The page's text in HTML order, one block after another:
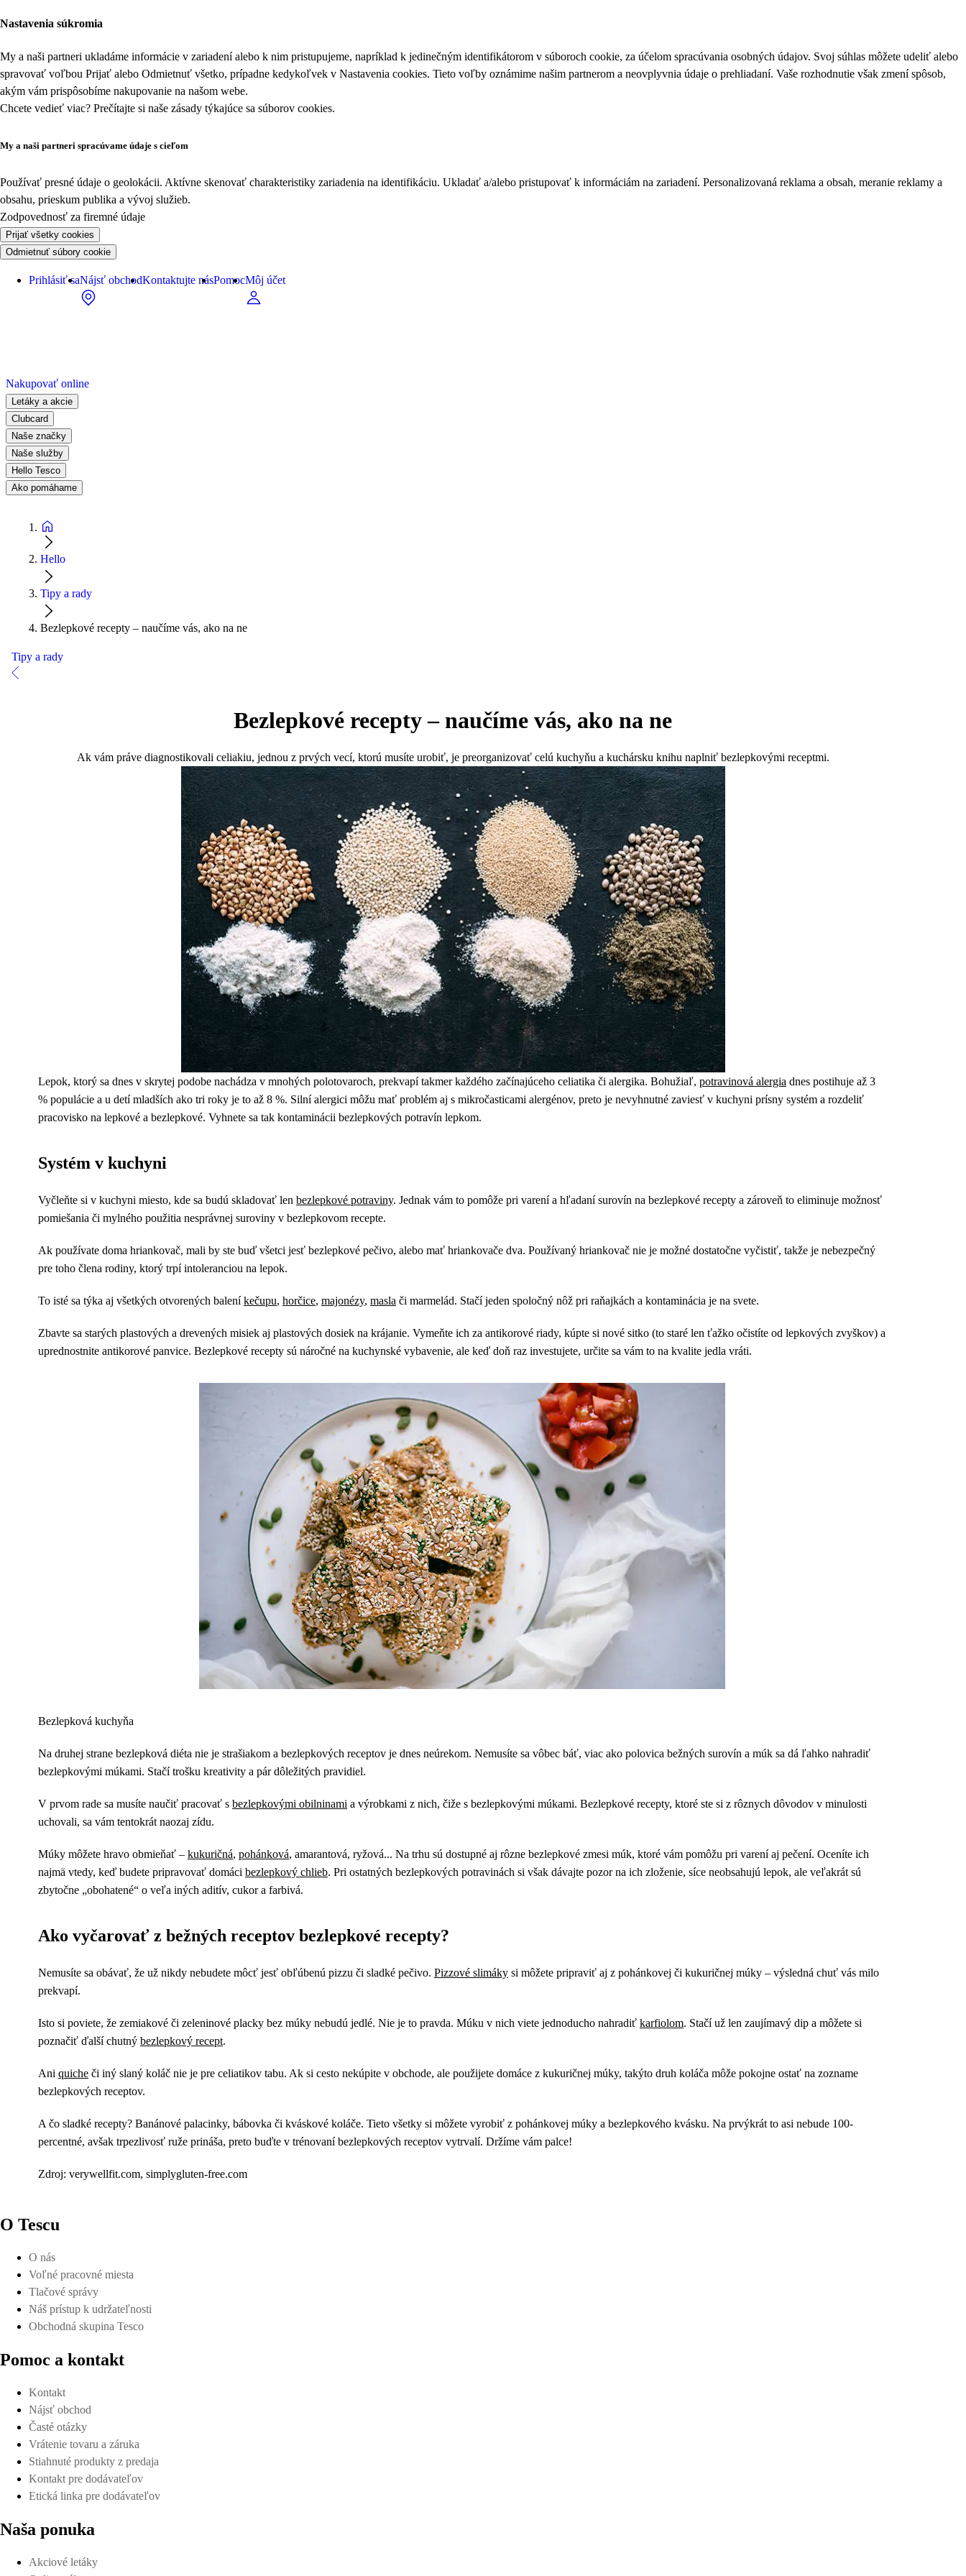
Nastavenia súkromia
My a naši partneri ukladáme informácie v zariadení alebo k nim pristupujeme, napríklad k jedinečným identifikátorom v súboroch cookie, za účelom spracúvania osobných údajov. Svoj súhlas môžete udeliť alebo
spravovať voľbou Prijať alebo Odmietnuť všetko, prípadne kedykoľvek v Nastavenia cookies. Tieto voľby oznámime našim partnerom a neovplyvnia údaje o prehliadaní. Vaše rozhodnutie však zmení spôsob,
akým vám prispôsobíme nakupovanie na našom webe.
Chcete vedieť viac? Prečítajte si naše zásady týkajúce sa súborov cookies.
My a naši partneri spracúvame údaje s cieľom
Používať presné údaje o geolokácii. Aktívne skenovať charakteristiky zariadenia na identifikáciu. Ukladať a/alebo pristupovať k informáciám na zariadení. Personalizovaná reklama a obsah, meranie reklamy a
obsahu, prieskum publika a vývoj služieb.
Zodpovednosť za firemné údaje
Prijať všetky cookies
Odmietnuť súbory cookie
Prihlásiť saNájsť obchodKontaktujte násPomocMôj účet
Nakupovať online
Letáky a akcie
Clubcard
Naše značky
Naše služby
Hello Tesco
Ako pomáhame
Hello
Tipy a rady
Bezlepkové recepty – naučíme vás, ako na ne
Tipy a rady
Bezlepkové recepty – naučíme vás, ako na ne
Ak vám práve diagnostikovali celiakiu, jednou z prvých vecí, ktorú musíte urobiť, je preorganizovať celú kuchyňu a kuchársku knihu naplniť bezlepkovými receptmi.
Lepok, ktorý sa dnes v skrytej podobe nachádza v mnohých polotovaroch, prekvapí takmer každého začínajúceho celiatika či alergika. Bohužiaľ, potravinová alergia dnes postihuje až 3
% populácie a u detí mladších ako tri roky je to až 8 %. Silní alergici môžu mať problém aj s mikročasticami alergénov, preto je nevyhnutné zaviesť v kuchyni prísny systém a rozdeliť
pracovisko na lepkové a bezlepkové. Vyhnete sa tak kontaminácii bezlepkových potravín lepkom.
Systém v kuchyni
Vyčleňte si v kuchyni miesto, kde sa budú skladovať len bezlepkové potraviny. Jednak vám to pomôže pri varení a hľadaní surovín na bezlepkové recepty a zároveň to eliminuje možnosť
pomiešania či mylného použitia nesprávnej suroviny v bezlepkovom recepte.
Ak používate doma hriankovač, mali by ste buď všetci jesť bezlepkové pečivo, alebo mať hriankovače dva. Používaný hriankovač nie je možné dostatočne vyčistiť, takže je nebezpečný
pre toho člena rodiny, ktorý trpí intoleranciou na lepok.
To isté sa týka aj všetkých otvorených baleníkečupu, horčice, majonézy, masla či marmelád. Stačí jeden spoločný nôž pri raňajkách a kontaminácia je na svete.
Zbavte sa starých plastových a drevených misiek aj plastových dosiek na krájanie. Vymeňte ich za antikorové riady, kúpte si nové sitko (to staré len ťažko očistíte od lepkových zvyškov) a
uprednostnite antikorové panvice. Bezlepkové recepty sú náročné na kuchynské vybavenie, ale keď doň raz investujete, určite sa vám to na kvalite jedla vráti.
Bezlepková kuchyňa
Na druhej strane bezlepková diéta nie je strašiakom a bezlepkových receptov je dnes neúrekom. Nemusíte sa vôbec báť, viac ako polovica bežných surovín a múk sa dá ľahko nahradiť
bezlepkovými múkami. Stačí trošku kreativity a pár dôležitých pravidiel.
V prvom rade sa musíte naučiť pracovať s bezlepkovými obilninami a výrobkami z nich, čiže s bezlepkovými múkami. Bezlepkové recepty, ktoré ste si z rôznych dôvodov v minulosti
uchovali, sa vám tentokrát naozaj zídu.
Múky môžete hravo obmieňať – kukuričná, pohánková, amarantová, ryžová... Na trhu sú dostupné aj rôzne bezlepkové zmesi múk, ktoré vám pomôžu pri varení aj pečení. Oceníte ich
najmä vtedy, keď budete pripravovať domáci bezlepkový chlieb. Pri ostatných bezlepkových potravinách si však dávajte pozor na ich zloženie, síce neobsahujú lepok, ale veľakrát sú
zbytočne „obohatené“ o veľa iných aditív, cukor a farbivá.
Ako vyčarovať z bežných receptov bezlepkové recepty?
Nemusíte sa obávať, že už nikdy nebudete môcť jesť obľúbenú pizzu či sladké pečivo. Pizzové slimáky si môžete pripraviť aj z pohánkovej či kukuričnej múky – výsledná chuť vás milo
prekvapí.
Isto si poviete, že zemiakové či zeleninové placky bez múky nebudú jedlé. Nie je to pravda. Múku v nich viete jednoducho nahradiť karfiolom. Stačí už len zaujímavý dip a môžete si
poznačiť ďalší chutný bezlepkový recept.
Ani quiche či iný slaný koláč nie je pre celiatikov tabu. Ak si cesto nekúpite v obchode, ale použijete domáce z kukuričnej múky, takýto druh koláča môže pokojne ostať na zozname
bezlepkových receptov.
A čo sladké recepty? Banánové palacinky, bábovka či kváskové koláče. Tieto všetky si môžete vyrobiť z pohánkovej múky a bezlepkového kvásku. Na prvýkrát to asi nebude 100-
percentné, avšak trpezlivosť ruže prináša, preto buďte v trénovaní bezlepkových receptov vytrvalí. Držíme vám palce!
Zdroj: verywellfit.com, simplygluten-free.com
O Tescu
O nás
Voľné pracovné miesta
Tlačové správy
Náš prístup k udržateľnosti
Obchodná skupina Tesco
Pomoc a kontakt
Kontakt
Nájsť obchod
Časté otázky
Vrátenie tovaru a záruka
Stiahnuté produkty z predaja
Kontakt pre dodávateľov
Etická linka pre dodávateľov
Naša ponuka
Akciové letáky